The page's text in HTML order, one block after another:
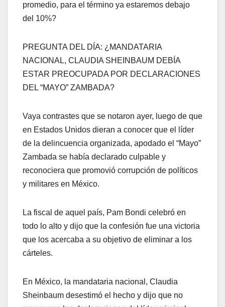
promedio, para el término ya estaremos debajo
del 10%?
PREGUNTA DEL DÍA: ¿MANDATARIA
NACIONAL, CLAUDIA SHEINBAUM DEBÍA
ESTAR PREOCUPADA POR DECLARACIONES
DEL “MAYO” ZAMBADA?
Vaya contrastes que se notaron ayer, luego de que
en Estados Unidos dieran a conocer que el líder
de la delincuencia organizada, apodado el “Mayo”
Zambada se había declarado culpable y
reconociera que promovió corrupción de políticos
y militares en México.
La fiscal de aquel país, Pam Bondi celebró en
todo lo alto y dijo que la confesión fue una victoria
que los acercaba a su objetivo de eliminar a los
cárteles.
En México, la mandataria nacional, Claudia
Sheinbaum desestimó el hecho y dijo que no